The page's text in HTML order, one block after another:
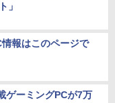
」
報はこのページで
ゲーミングPCが7万